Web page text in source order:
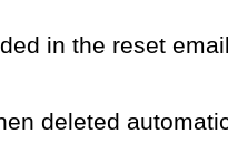
in the reset
deleted